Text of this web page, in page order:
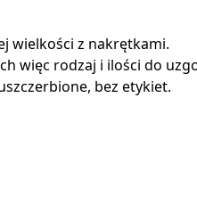
wielkości z nakrętkami.
więc rodzaj i ilości do
bez etykiet.